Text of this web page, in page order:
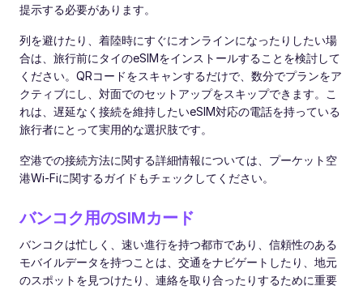
提示する必要があります。
列を避けたり、着陸時にすぐにオンラインになったりしたい場
合は、旅行前にタイのeSIMをインストールすることを検討して
ください。QRコードをスキャンするだけで、数分でプランをア
クティブにし、対面でのセットアップをスキップできます。こ
れは、遅延なく接続を維持したいeSIM対応の電話を持っている
旅行者にとって実用的な選択肢です。
空港での接続方法に関する詳細情報については、プーケット空
港Wi-Fiに関するガイドもチェックしてください。
バンコク用のSIMカード
バンコクは忙しく、速い進行を持つ都市であり、信頼性のある
モバイルデータを持つことは、交通をナビゲートしたり、地元
のスポットを見つけたり、連絡を取り合ったりするために重要